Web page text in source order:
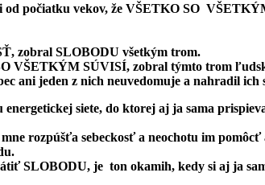
počiatku vekov, že VŠETKO SO
zobral SLOBODU všetkým trom.
VŠETKÝM SÚVISÍ, zobral týmto trom
ani jeden z nich neuvedomuje a nahradil ich
siete, do ktorej aj ja sama
rozpúšťa sebeckosť a neochotu im
SLOBODU, je ton okamih, kedy si aj ja